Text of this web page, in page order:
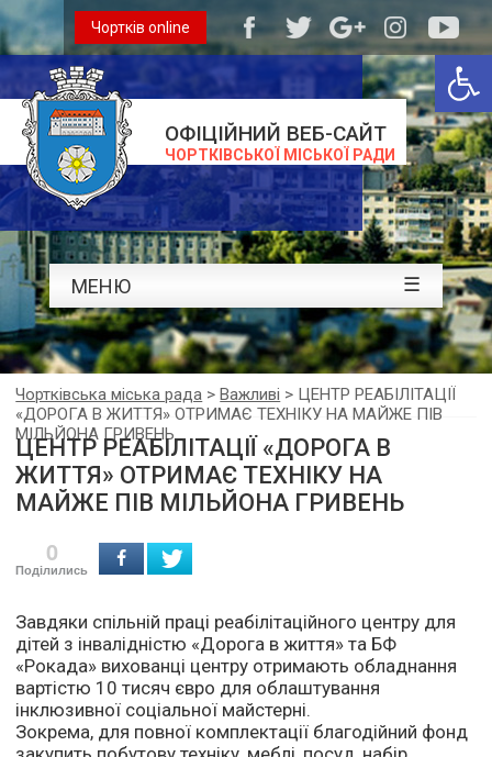
ОФІЦІЙНИЙ ВЕБ-САЙТ
ЧОРТКІВСЬКОЇ МІСЬКОЇ РАДИ
Чортків online
МЕНЮ ☰
Чортківська міська рада >Важливі > ЦЕНТР РЕАБІЛІТАЦІЇ
«ДОРОГА В ЖИТТЯ» ОТРИМАЄ ТЕХНІКУ НА МАЙЖЕ ПІВ
МІЛЬЙОНА ГРИВЕНЬ
ЦЕНТР РЕАБІЛІТАЦІЇ «ДОРОГА В
ЖИТТЯ» ОТРИМАЄ ТЕХНІКУ НА
МАЙЖЕ ПІВ МІЛЬЙОНА ГРИВЕНЬ
0
Поділились
Завдяки спільній праці реабілітаційного центру для
дітей з інвалідністю «Дорога в життя» та БФ
«Рокада» вихованці центру отримають обладнання
вартістю 10 тисяч євро для облаштування
інклюзивної соціальної майстерні.
Зокрема, для повної комплектації благодійний фонд